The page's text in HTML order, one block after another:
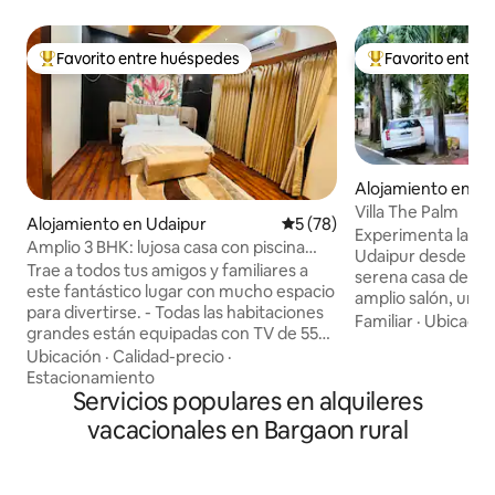
Favorito entre huéspedes preferido
Favorito entre huéspedes
Alojamiento en Udaipur Calificación promedio: 5 de
5 (78)
Amplio 3 BHK: lujosa casa con piscina
privada
Trae a todos tus amigos y familiares a
este fantástico lugar con mucho espacio
para divertirse. - Todas las habitaciones
grandes están equipadas con TV de 55
pulgadas. - Interiores amplios, limpios y
con un mobiliario de gran belleza - Una
habitación con piscina privada de 225
pies cuadrados - Wifi rápido y TV
inteligente. - Cocina totalmente
Ubicación · Calidad-precio ·
Estacionamiento
Favorito entre
Favorito entre
Alojamiento en
Villa The Palm
Experimenta la
Udaipur desde la
serena casa de
amplio salón, una
tres baños. ¡Disfruta de la hospitalidad
Sagar, Saheliyon
Moti Magri y el
en un radio de 5 km. Ya sea que
Familiar ·
Servicios populares en alquileres
vacacionales en Bargaon rural